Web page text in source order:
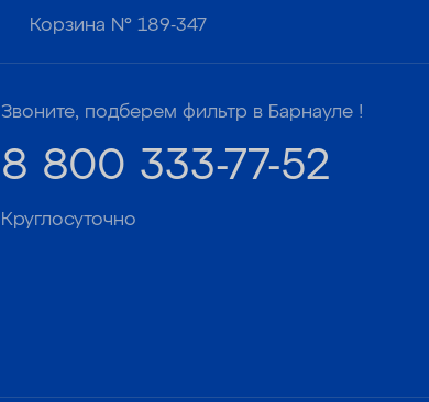
Корзина №189-347
Звоните, подберем фильтр в Барнауле !
8 800 333-77-52
Круглосуточно